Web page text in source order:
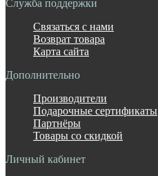
Служба поддержки
Связаться с нами
Возврат товара
Карта сайта
Дополнительно
Производители
Подарочные сертификаты
Партнёры
Товары со скидкой
Личный кабинет